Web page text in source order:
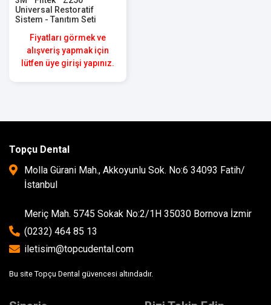
Universal Restoratif
Sistem - Tanıtım Seti
Fiyatları görmek ve
alışveriş yapmak için
lütfen üye girişi yapınız.
Topçu Dental
Molla Gürani Mah., Akkoyunlu Sok. No:6 34093 Fatih/
İstanbul
Meriç Mah. 5745 Sokak No:2/1H 35030 Bornova İzmir
(0232) 464 85 13
iletisim@topcudental.com
Bu site Topçu Dental güvencesi altındadır.